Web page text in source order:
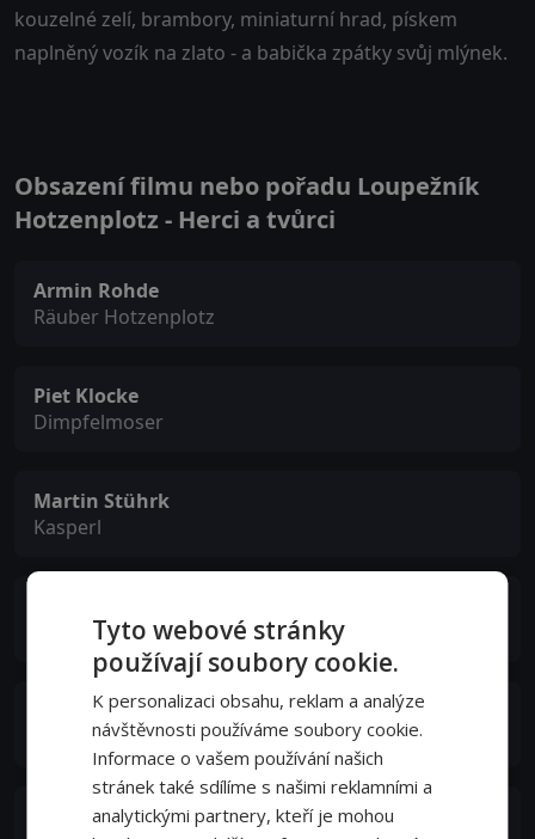
kouzelné zelí, brambory, miniaturní hrad, pískem
naplněný vozík na zlato - a babička zpátky svůj mlýnek.
Obsazení filmu nebo pořadu Loupežník
Hotzenplotz - Herci a tvůrci
Armin Rohde
Räuber Hotzenplotz
Piet Klocke
Dimpfelmoser
Martin Stührk
Kasperl
Rufus Beck
Petrosilius Zwackelmann
Katharina Thalbach
Tyto webové stránky
používají soubory cookie.
K personalizaci obsahu, reklam a analýze
návštěvnosti používáme soubory cookie.
Informace o vašem používání našich
stránek také sdílíme s našimi reklamními a
analytickými partnery, kteří je mohou